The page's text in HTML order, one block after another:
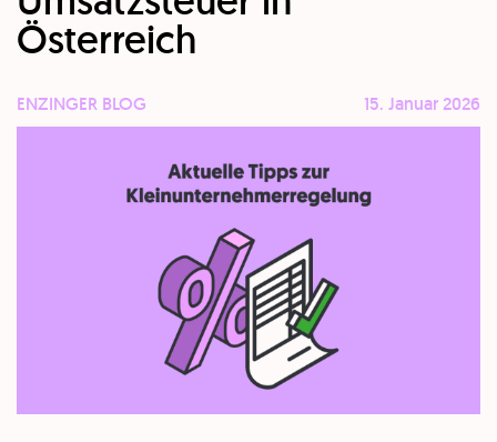
Österreich
ENZINGER BLOG 15. Januar 2026